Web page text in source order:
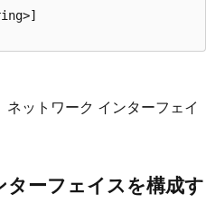
ネットワーク インターフェイ
ーフェイスを構成す